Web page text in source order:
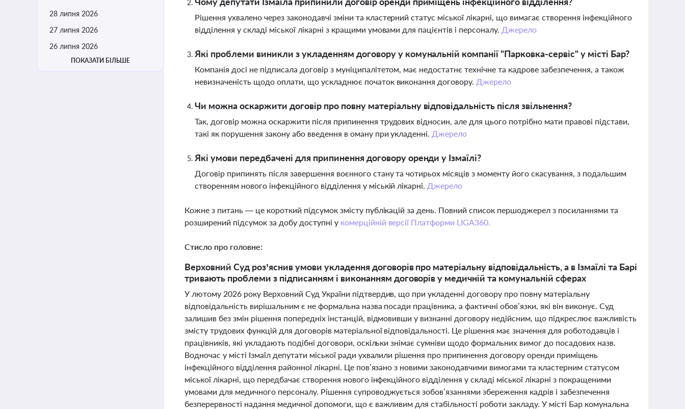
28 липня 2026
27 липня 2026
26 липня 2026
ПОКАЗАТИ БІЛЬШЕ
Рішення ухвалено через законодавчі зміни та кластерний статус міської лікарні, що вимагає створення інфекційного
відділення у складі міської лікарні з кращими умовами для пацієнтів і персоналу. Джерело
Які проблеми виникли з укладенням договору у комунальній компанії "Парковка-сервіс" у місті Бар?
Компанія досі не підписала договір з муніципалітетом, має недостатнє технічне та кадрове забезпечення, а також
невизначеність щодо оплати, що ускладнює початок виконання договору. Джерело
Чи можна оскаржити договір про повну матеріальну відповідальність після звільнення?
Так, договір можна оскаржити після припинення трудових відносин, але для цього потрібно мати правові підстави,
такі як порушення закону або введення в оману при укладенні. Джерело
Які умови передбачені для припинення договору оренди у Ізмаїлі?
Договір припинять після завершення воєнного стану та чотирьох місяців з моменту його скасування, з подальшим
створенням нового інфекційного відділення у міській лікарні. Джерело
Кожне з питань — це короткий підсумок змісту публікацій за день. Повний список першоджерел з посиланнями та
розширений підсумок за добу доступні у комерційній версії Платформи LIGA360.
Стисло про головне:
Верховний Суд роз’яснив умови укладення договорів про матеріальну відповідальність, а в Ізмаїлі та Барі
тривають проблеми з підписанням і виконанням договорів у медичній та комунальній сферах
У лютому 2026 року Верховний Суд України підтвердив, що при укладенні договору про повну матеріальну
відповідальність вирішальним є не формальна назва посади працівника, а фактичні обов’язки, які він виконує. Суд
залишив без змін рішення попередніх інстанцій, відмовивши у визнанні договору недійсним, що підкреслює важливість
змісту трудових функцій для договорів матеріальної відповідальності. Це рішення має значення для роботодавців і
працівників, які укладають подібні договори, оскільки знімає сумніви щодо формальних вимог до посадових назв.
Водночас у місті Ізмаїл депутати міської ради ухвалили рішення про припинення договору оренди приміщень
інфекційного відділення районної лікарні. Це пов’язано з новими законодавчими вимогами та кластерним статусом
міської лікарні, що передбачає створення нового інфекційного відділення у складі міської лікарні з покращеними
умовами для медичного персоналу. Рішення супроводжується зобов’язаннями збереження кадрів і забезпечення
безперервності надання медичної допомоги, що є важливим для стабільності роботи закладу. У місті Бар комунальна